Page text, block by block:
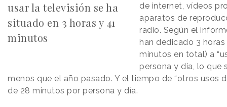
usar la televisión se ha
situado en 3 horas y 41
minutos
de internet, vídeos
aparatos de
radio. Según el
han dedicado 3
minutos en total) a
persona y día, lo que
menos que el año pasado. Y el tiempo de “otros usos
de 28 minutos por persona y día.